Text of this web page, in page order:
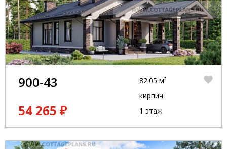
900-43
54 265 ₽
82.05 м²
кирпич
1 этаж